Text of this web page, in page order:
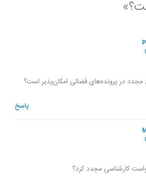
مجدد در پرونده‌های قضائی امکان‌پذیر است؟
پاسخ
کارشناسی مجدد کرد؟